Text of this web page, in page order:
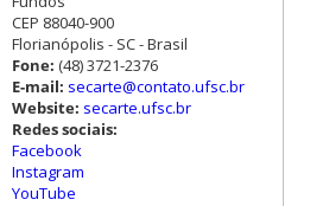
CEP 88040-900
Florianópolis - SC - Brasil
Fone: (48) 3721-2376
E-mail: secarte@contato.ufsc.br
Website: secarte.ufsc.br
Redes sociais:
Facebook
Instagram
YouTube